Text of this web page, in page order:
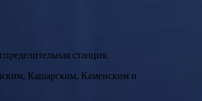
станция.
Кашарским, Каменским и